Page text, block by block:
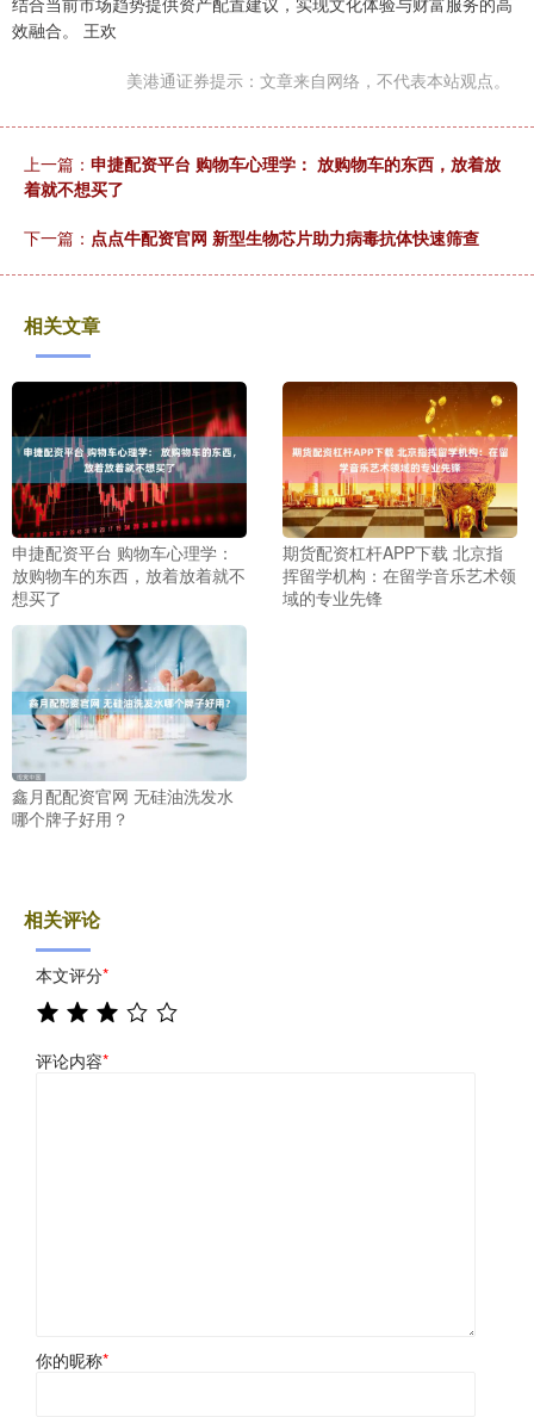
效融合。 王欢
美港通证券提示：文章来自网络，不代表本站观点。
上一篇： 申捷配资平台 购物车心理学： 放购物车的东西，放着放
着就不想买了
下一篇： 点点牛配资官网 新型生物芯片助力病毒抗体快速筛查
相关文章
申捷配资平台 购物车心理学：
放购物车的东西，放着放着就不
想买了
期货配资杠杆APP下载 北京指
挥留学机构：在留学音乐艺术领
域的专业先锋
鑫月配配资官网 无硅油洗发水
哪个牌子好用？
相关评论
本文评分*
评论内容*
你的昵称*